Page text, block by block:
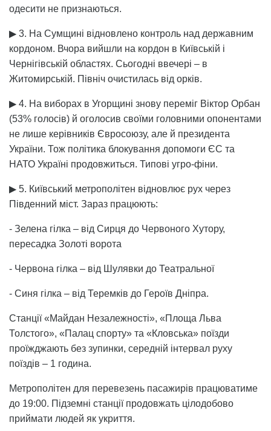
одесити не признаються.
▶ 3. На Сумщині відновлено контроль над державним
кордоном. Вчора вийшли на кордон в Київській і
Чернігівській областях. Сьогодні ввечері – в
Житомирській. Північ очистилась від орків.
▶ 4. На виборах в Угорщині знову переміг Віктор Орбан
(53% голосів) й оголосив своїми головними опонентами
не лише керівників Євросоюзу, але й президента
України. Тож політика блокування допомоги ЄС та
НАТО Україні продовжиться. Типові угро-фіни.
▶ 5. Київський метрополітен відновлює рух через
Південний міст. Зараз працюють:
- Зелена гілка – від Сирця до Червоного Хутору,
пересадка Золоті ворота
- Червона гілка – від Шулявки до Театральної
- Синя гілка – від Теремків до Героїв Дніпра.
Станції «Майдан Незалежності», «Площа Льва
Толстого», «Палац спорту» та «Кловська» поїзди
проїжджають без зупинки, середній інтервал руху
поїздів – 1 година.
Метрополітен для перевезень пасажирів працюватиме
до 19:00. Підземні станції продовжать цілодобово
приймати людей як укриття.